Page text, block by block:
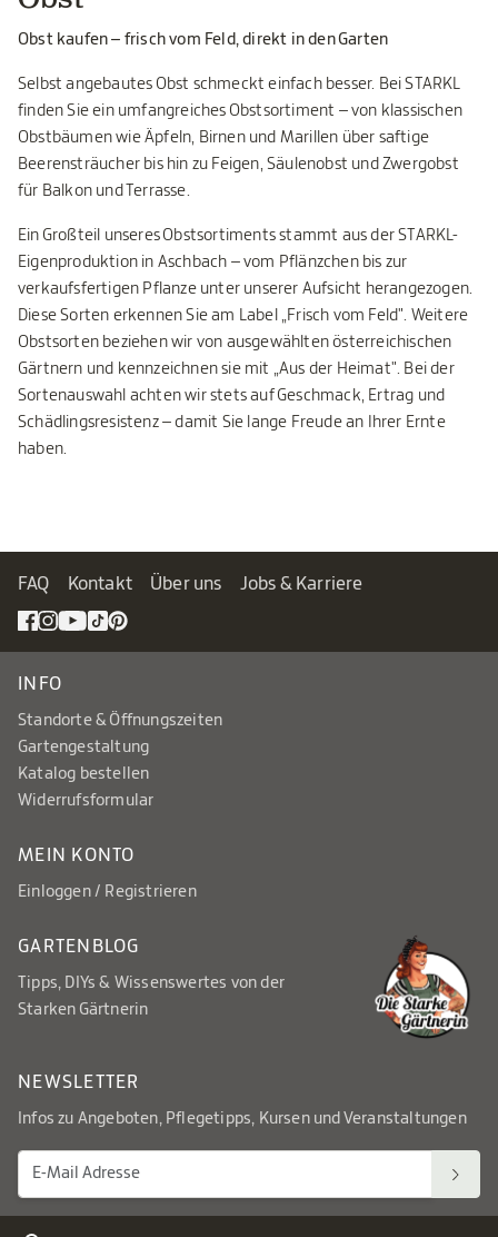
Obst kaufen – frisch vom Feld, direkt in den Garten
Selbst angebautes Obst schmeckt einfach besser. Bei STARKL
finden Sie ein umfangreiches Obstsortiment – von klassischen
Obstbäumen wie Äpfeln, Birnen und Marillen über saftige
Beerensträucher bis hin zu Feigen, Säulenobst und Zwergobst
für Balkon und Terrasse.
Ein Großteil unseres Obstsortiments stammt aus der STARKL-
Eigenproduktion in Aschbach – vom Pflänzchen bis zur
verkaufsfertigen Pflanze unter unserer Aufsicht herangezogen.
Diese Sorten erkennen Sie am Label „Frisch vom Feld". Weitere
Obstsorten beziehen wir von ausgewählten österreichischen
Gärtnern und kennzeichnen sie mit „Aus der Heimat". Bei der
Sortenauswahl achten wir stets auf Geschmack, Ertrag und
Schädlingsresistenz – damit Sie lange Freude an Ihrer Ernte
haben.
FAQ Kontakt Über uns Jobs & Karriere
INFO
Standorte & Öffnungszeiten
Gartengestaltung
Katalog bestellen
Widerrufsformular
MEIN KONTO
Einloggen / Registrieren
GARTENBLOG
Tipps, DIYs & Wissenswertes von der
Starken Gärtnerin
NEWSLETTER
Infos zu Angeboten, Pflegetipps, Kursen und Veranstaltungen